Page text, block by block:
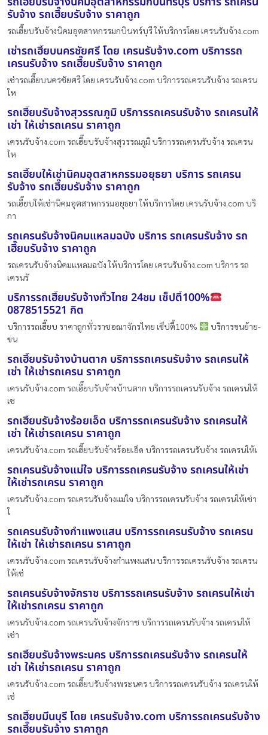
รับจ้าง รถเฮี๊ยบรับจ้าง ราคาถูก
รถเฮี๊ยบรับจ้างนิคมอุตสาหกรรมกบินทร์บุรี ให้บริการโดย เครนรับจ้าง.com
เช่ารถเฮี๊ยบนครชัยศรี โดย เครนรับจ้าง.com บริการรถ
เครนรับจ้าง รถเฮี๊ยบรับจ้าง ราคาถูก
เช่ารถเฮี๊ยบนครชัยศรี โดย เครนรับจ้าง.com บริการรถเครนรับจ้าง รถเครน
ให
รถเฮี๊ยบรับจ้างสุวรรณภูมิ บริการรถเครนรับจ้าง รถเครนให้
เช่า ให้เช่ารถเครน ราคาถูก
เครนรับจ้าง.com รถเฮี๊ยบรับจ้างสุวรรณภูมิ บริการรถเครนรับจ้าง รถเครน
ให
รถเฮี๊ยบให้เช่านิคมอุตสาหกรรมอยุธยา บริการ รถเครน
รับจ้าง รถเฮี๊ยบรับจ้าง ราคาถูก
รถเฮี๊ยบให้เช่านิคมอุตสาหกรรมอยุธยา ให้บริการโดย เครนรับจ้าง.com บริ
กา
รถเครนรับจ้างนิคมแหลมฉบัง บริการ รถเครนรับจ้าง รถ
เฮี๊ยบรับจ้าง ราคาถูก
รถเครนรับจ้างนิคมแหลมฉบัง ให้บริการโดย เครนรับจ้าง.com บริการ รถ
เครนรั
บริการรถเฮี๊ยบรับจ้างทั่วไทย 24ชม เซ็ปตี้100%
0878515521 กิต
บริการรถเฮี๊ยบ ราคาถูกทั่วราชอณาจักรไทย เซ็ปตี้100%
บริการขนย้าย-
ขน
รถเฮี๊ยบรับจ้างบ้านตาก บริการรถเครนรับจ้าง รถเครนให้
เช่า ให้เช่ารถเครน ราคาถูก
เครนรับจ้าง.com รถเฮี๊ยบรับจ้างบ้านตาก บริการรถเครนรับจ้าง รถเครนให้
เช
รถเฮี๊ยบรับจ้างร้อยเอ็ด บริการรถเครนรับจ้าง รถเครนให้
เช่า ให้เช่ารถเครน ราคาถูก
เครนรับจ้าง.com รถเฮี๊ยบรับจ้างร้อยเอ็ด บริการรถเครนรับจ้าง รถเครนให้เ
รถเครนรับจ้างแม่ใจ บริการรถเครนรับจ้าง รถเครนให้เช่า
ให้เช่ารถเครน ราคาถูก
เครนรับจ้าง.com รถเครนรับจ้างแม่ใจ บริการรถเครนรับจ้าง รถเครนให้เช่า
ใ
รถเครนรับจ้างกำแพงแสน บริการรถเครนรับจ้าง รถเครน
ให้เช่า ให้เช่ารถเครน ราคาถูก
เครนรับจ้าง.com รถเครนรับจ้างกำแพงแสน บริการรถเครนรับจ้าง รถเครน
ให้เช่
รถเครนรับจ้างจักราช บริการรถเครนรับจ้าง รถเครนให้เช่า
ให้เช่ารถเครน ราคาถูก
เครนรับจ้าง.com รถเครนรับจ้างจักราช บริการรถเครนรับจ้าง รถเครนให้
เช่า
รถเฮี๊ยบรับจ้างพระนคร บริการรถเครนรับจ้าง รถเครนให้
เช่า ให้เช่ารถเครน ราคาถูก
เครนรับจ้าง.com รถเฮี๊ยบรับจ้างพระนคร บริการรถเครนรับจ้าง รถเครนให้
เช่
รถเฮี๊ยบมีนบุรี โดย เครนรับจ้าง.com บริการรถเครนรับจ้าง
รถเฮี๊ยบรับจ้าง ราคาถูก